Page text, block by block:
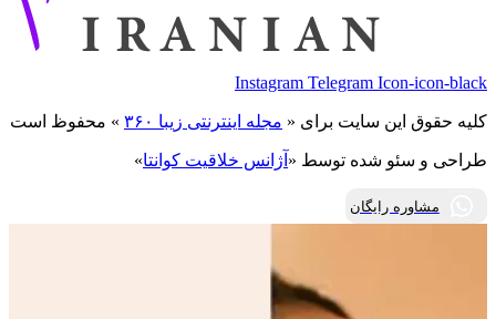
Instagram Telegram Icon-icon-black
کلیه حقوق این سایت برای « مجله اینترنتی زیبا ۳۶۰ » محفوظ است
طراحی و سئو شده توسط « آژانس خلاقیت کوانتا»
مشاوره رایگان